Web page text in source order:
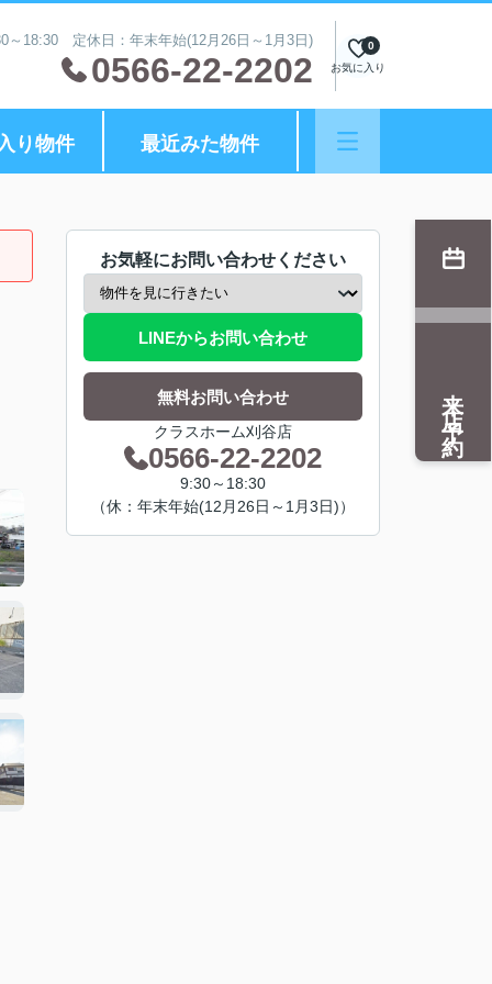
～18:30 定休日：年末年始(12月26日～1月3日)
0566-22-2202 お気に入り
0
り物件 最近みた物件
お気軽にお問い合わせください
LINEからお問い合わせ
無料お問い合わせ
クラスホーム刈谷店
0566-22-2202
9:30～18:30
（休：年末年始(12月26日～1月3日)）
来店予約